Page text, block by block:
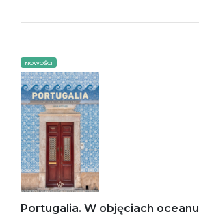
NOWOŚCI
Portugalia. W objęciach oceanu